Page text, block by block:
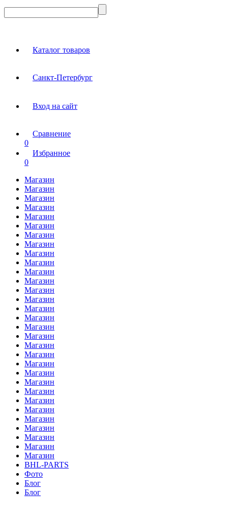
Каталог товаров
Санкт-Петербург
Вход на сайт
Сравнение
0
Избранное
0
Магазин
Магазин
Магазин
Магазин
Магазин
Магазин
Магазин
Магазин
Магазин
Магазин
Магазин
Магазин
Магазин
Магазин
Магазин
Магазин
Магазин
Магазин
Магазин
Магазин
Магазин
Магазин
Магазин
Магазин
Магазин
Магазин
Магазин
Магазин
Магазин
Магазин
Магазин
BHL-PARTS
Фото
Блог
Блог